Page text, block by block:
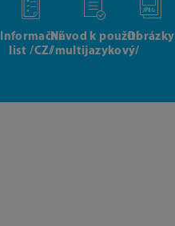
Informační
list /CZ/
Návod k použití
/multijazykový/
Obrázky